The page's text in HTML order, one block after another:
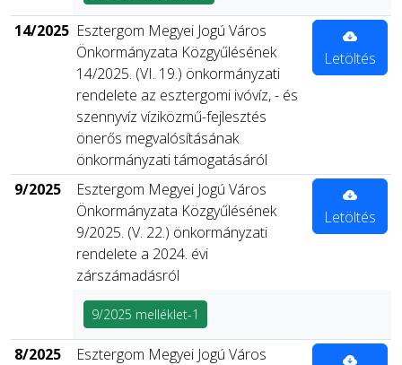
14/2025 Esztergom Megyei Jogú Város
Önkormányzata Közgyűlésének
14/2025. (VI. 19.) önkormányzati
rendelete az esztergomi ivóvíz, - és
szennyvíz víziközmű-fejlesztés
önerős megvalósításának
önkormányzati támogatásáról
Letöltés
9/2025
Esztergom Megyei Jogú Város
Önkormányzata Közgyűlésének
9/2025. (V. 22.) önkormányzati
rendelete a 2024. évi
zárszámadásról
Letöltés
9/2025 melléklet-1
8/2025
Esztergom Megyei Jogú Város